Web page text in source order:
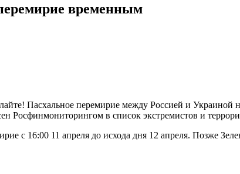
временным
Пасхальное перемирие между Россией и Украиной
Росфинмониторингом в список экстремистов и
с 16:00 11 апреля до исхода дня 12 апреля. Позже